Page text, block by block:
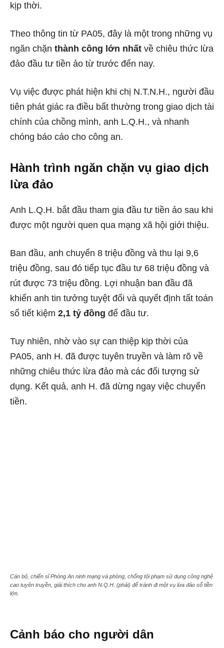
kịp thời.
Theo thông tin từ PA05, đây là một trong những vụ
ngăn chặn thành công lớn nhất về chiêu thức lừa
đảo đầu tư tiền ảo từ trước đến nay.
Vụ việc được phát hiện khi chị N.T.N.H., người đầu
tiên phát giác ra điều bất thường trong giao dịch tài
chính của chồng mình, anh L.Q.H., và nhanh
chóng báo cáo cho công an.
Hành trình ngăn chặn vụ giao dịch
lừa đảo
Anh L.Q.H. bắt đầu tham gia đầu tư tiền ảo sau khi
được một người quen qua mạng xã hội giới thiệu.
Ban đầu, anh chuyển 8 triệu đồng và thu lại 9,6
triệu đồng, sau đó tiếp tục đầu tư 68 triệu đồng và
rút được 73 triệu đồng. Lợi nhuận ban đầu đã
khiến anh tin tưởng tuyệt đối và quyết định tất toán
sổ tiết kiệm 2,1 tỷ đồng để đầu tư.
Tuy nhiên, nhờ vào sự can thiệp kịp thời của
PA05, anh H. đã được tuyên truyền và làm rõ về
những chiêu thức lừa đảo mà các đối tượng sử
dụng. Kết quả, anh H. đã dừng ngay việc chuyển
tiền.
Cán bộ, chiến sĩ Phòng An ninh mạng và phòng, chống tội phạm sử dụng công nghệ
cao tuyên truyền, giải thích cho anh N.Q.H. (phải) để tránh đi một vụ lừa đảo số tiền
lớn.
Cảnh báo cho người dân